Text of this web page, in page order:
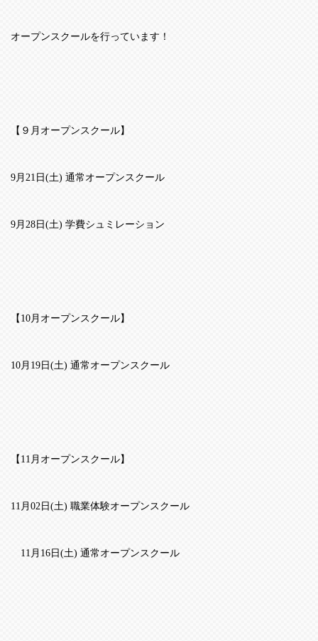
オープンスクールを行っています！
【９月オープンスクール】
9月 21 日 (土) 通常オープンスクール
9月 28 日 (土) 学費シュミレーション
【 10月オープンスクール】
10月 19 日 (土) 通常オープンスクール
【 11 月オープンスクール】
11 月 02 日 (土) 職業体験オープンスクール
11 月 16 日 (土) 通常オープンスクール